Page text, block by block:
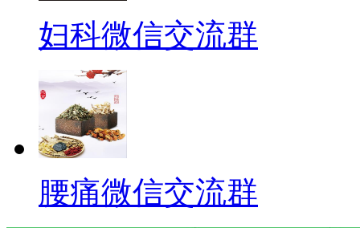
妇科微信交流群
腰痛微信交流群